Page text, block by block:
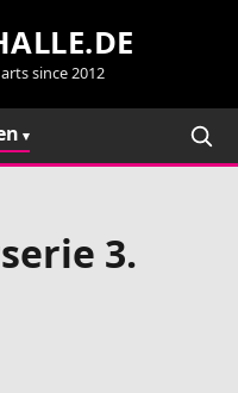
since 2012
3.